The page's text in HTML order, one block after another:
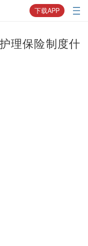
下载APP
理保险制度什